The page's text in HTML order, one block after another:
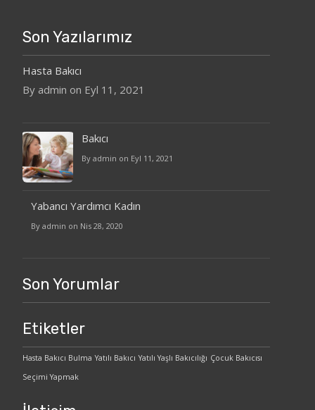
Son Yazılarımız
Hasta Bakıcı
By admin on Eyl 11, 2021
Bakıcı
By admin on Eyl 11, 2021
Yabancı Yardımcı Kadın
By admin on Nis 28, 2020
Son Yorumlar
Etiketler
Hasta Bakıcı Bulma Yatılı Bakıcı Yatılı Yaşlı Bakıcılığı Çocuk Bakıcısı
Seçimi Yapmak